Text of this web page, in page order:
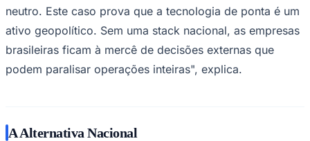
Anuncie no Portal
Verificar Empresa Novo
Anunciar VagasNovo
Publicidade Legal
NBA
NFL
MLB
neutro. Este caso prova que a tecnologia de ponta é um
ativo geopolítico. Sem uma stack nacional, as empresas
brasileiras ficam à mercê de decisões externas que
podem paralisar operações inteiras", explica.
A Alternativa Nacional